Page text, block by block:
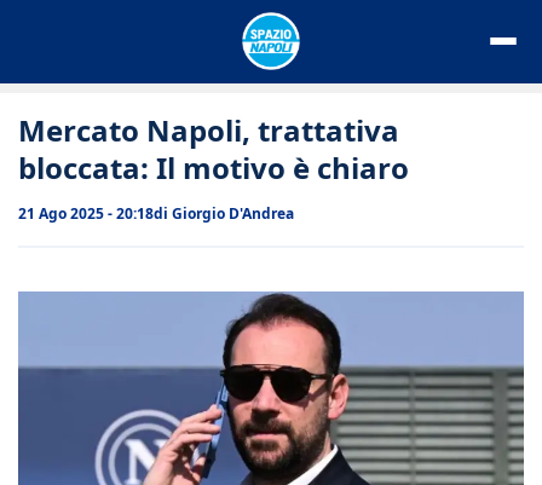
Mercato Napoli, trattativa
bloccata: Il motivo è chiaro
21 Ago 2025 - 20:18di Giorgio D'Andrea